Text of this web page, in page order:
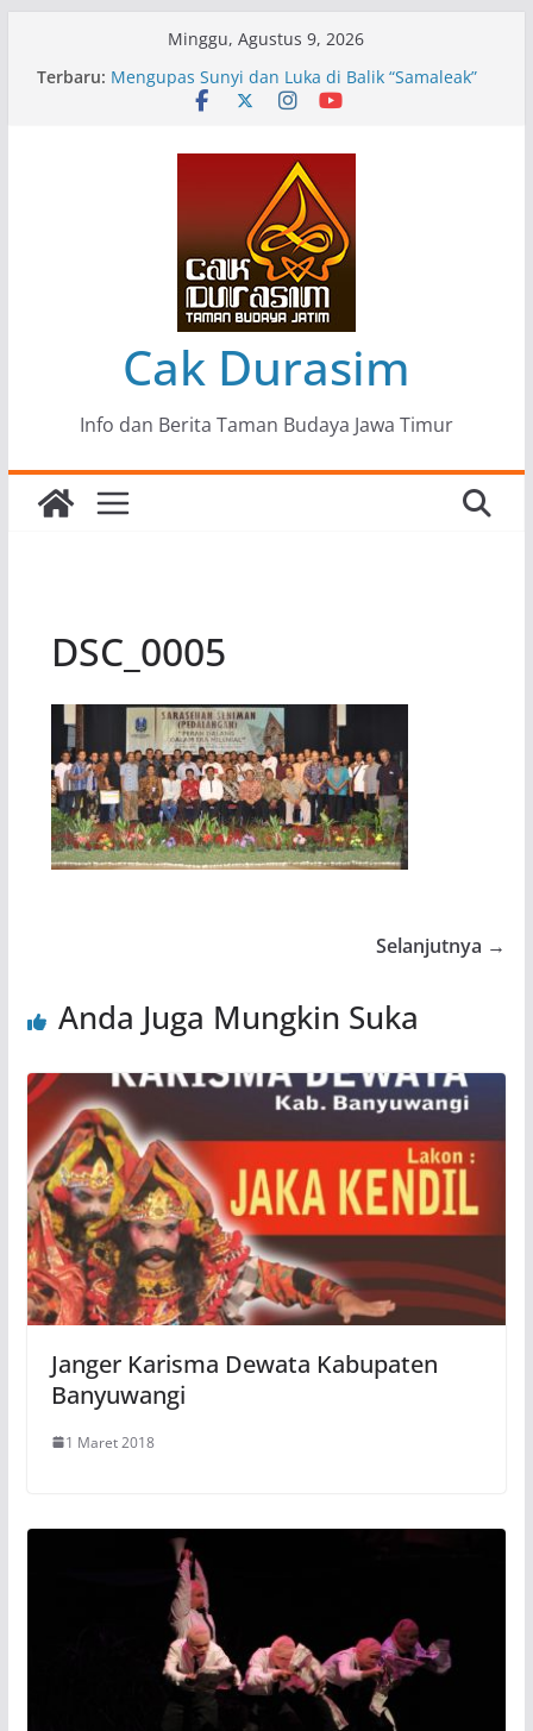
Minggu, Agustus 9, 2026
Terbaru: Pameran Lukisan Komunitas Patria Seni Rupa
Kota Blitar : Ketika “Bergerak” Menjadi Mantra
Mengupas Sunyi dan Luka di Balik “Samaleak”
Menjaga Marwah Seni dan Budaya: Catatan
Kunjungan Kerja Ir. Bambang Haryo Soekartono
(BHS) Anggota DPR RI ke Taman Budaya Jawa
Pameran Tunggal 35 Karya Agus Koecink
“Tumbang Tambang”, Ungkapan Kritis Tentang
Derita Pekerja Pertambangan
Cak Durasim
Info dan Berita Taman Budaya Jawa Timur
DSC_0005
Selanjutnya →
Anda Juga Mungkin Suka
Janger Karisma Dewata Kabupaten
Banyuwangi
1 Maret 2018